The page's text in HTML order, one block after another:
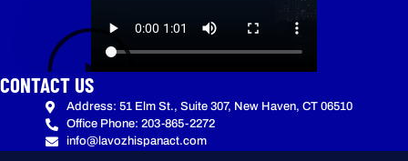
CONTACT US
Address: 51 Elm St., Suite 307, New Haven, CT 06510
Office Phone: 203-865-2272
info@lavozhispanact.com